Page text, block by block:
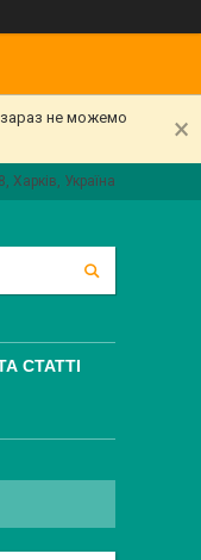
не можемо
Харків, Україна
СТАТТІ